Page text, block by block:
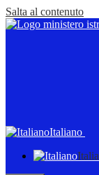
Salta al contenuto
Italiano